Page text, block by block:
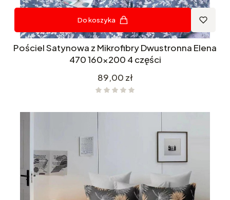
Do koszyka
Pościel Satynowa z Mikrofibry Dwustronna Elena
470 160x200 4 części
Cena
89,00 zł